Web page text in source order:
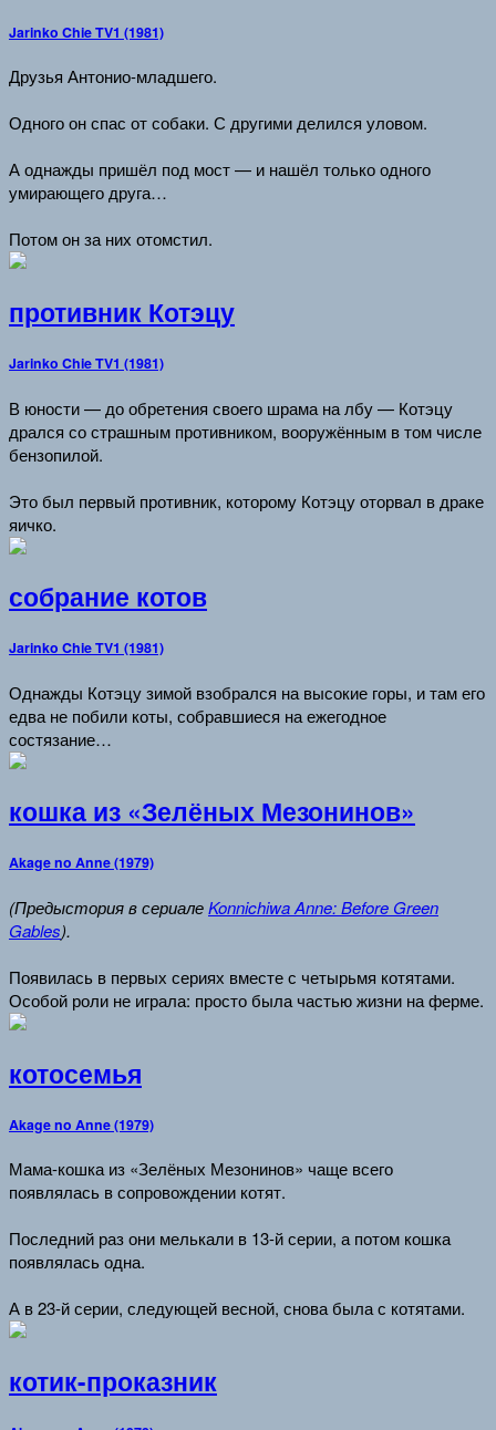
Jarinko Chie TV1 (1981)
Друзья Антонио-младшего.
Одного он спас от собаки. С другими делился уловом.
А однажды пришёл под мост — и нашёл только одного
умирающего друга…
Потом он за них отомстил.
противник Котэцу
Jarinko Chie TV1 (1981)
В юности — до обретения своего шрама на лбу — Котэцу
дрался со страшным противником, вооружённым в том числе
бензопилой.
Это был первый противник, которому Котэцу оторвал в драке
яичко.
собрание котов
Jarinko Chie TV1 (1981)
Однажды Котэцу зимой взобрался на высокие горы, и там его
едва не побили коты, собравшиеся на ежегодное
состязание…
кошка из «Зелёных Мезонинов»
Akage no Anne (1979)
(Предыстория в сериалеKonnichiwa Anne: Before Green
Gables).
Появилась в первых сериях вместе с четырьмя котятами.
Особой роли не играла: просто была частью жизни на ферме.
котосемья
Akage no Anne (1979)
Мама-кошка из «Зелёных Мезонинов» чаще всего
появлялась в сопровождении котят.
Последний раз они мелькали в 13-й серии, а потом кошка
появлялась одна.
А в 23-й серии, следующей весной, снова была с котятами.
котик-проказник